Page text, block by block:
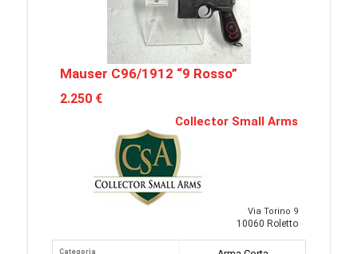
Mauser C96/1912 “9 Rosso”
2.250 €
Collector Small Arms
Via Torino 9
10060 Roletto
Categoria